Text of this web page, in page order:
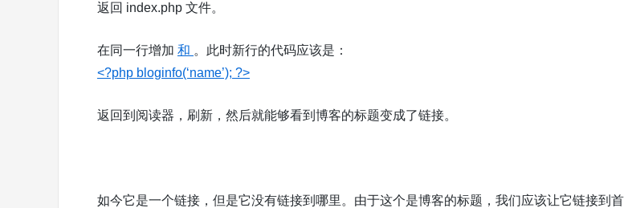
返回 index.php 文件。
在同一行增加 和 。此时新行的代码应该是：
<?php bloginfo(‘name’); ?>
返回到阅读器，刷新，然后就能够看到博客的标题变成了链接。
如今它是一个链接，但是它没有链接到哪里。由于这个是博客的标题，我们应该让它链接到首